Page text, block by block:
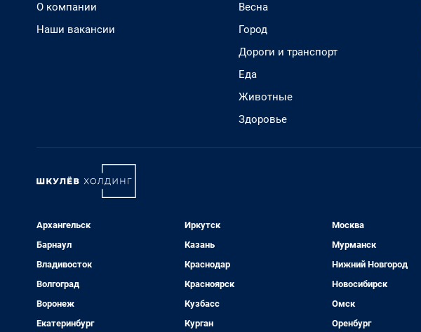
О компании
Наши вакансии
Весна
Город
Дороги и транспорт
Еда
Животные
Здоровье
Архангельск
Барнаул
Владивосток
Волгоград
Воронеж
Екатеринбург
Иркутск
Казань
Краснодар
Красноярск
Кузбасс
Курган
Москва
Мурманск
Нижний Новгород
Новосибирск
Омск
Оренбург